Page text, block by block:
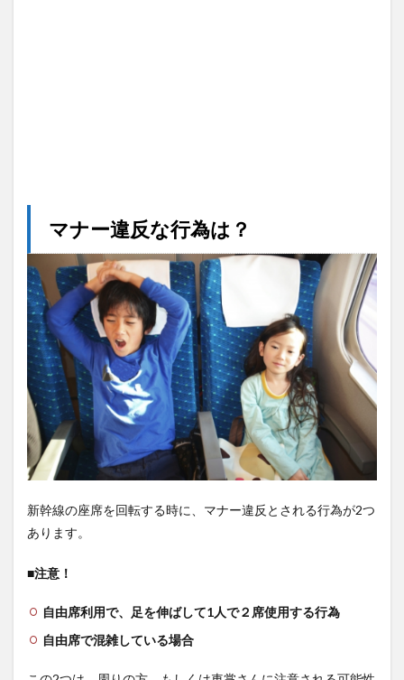
マナー違反な行為は？
新幹線の座席を回転する時に、マナー違反とされる行為が2つ
あります。
■注意！
自由席利用で、足を伸ばして1人で２席使用する行為
自由席で混雑している場合